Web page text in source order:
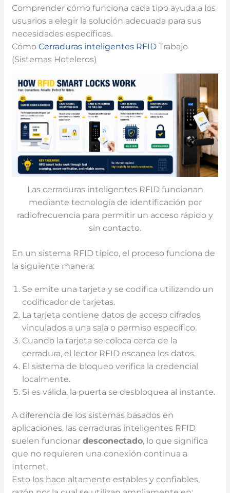
Comprender cómo funciona cada tipo ayuda a los
usuarios a elegir la solución adecuada para sus
necesidades específicas.
CómoCerraduras inteligentes RFID Trabajo
(Sistemas Hoteleros)
Las cerraduras inteligentes RFID funcionan
mediante tecnología de identificación por
radiofrecuencia para permitir un acceso rápido y
sin contacto.
En un sistema RFID típico, el proceso funciona de
la siguiente manera:
Se emite una tarjeta y se codifica utilizando un
codificador de tarjetas.
La tarjeta contiene datos de acceso cifrados
vinculados a una sala o permiso específico.
Cuando la tarjeta se coloca cerca de la
cerradura, el lector RFID escanea los datos.
El sistema de bloqueo verifica la credencial
localmente.
Si es válida, la puerta se desbloquea al instante.
A diferencia de los sistemas basados en
aplicaciones, las cerraduras inteligentes RFID
suelen funcionardesconectado, lo que significa
que no requieren una conexión continua a
Internet.
Esto los hace altamente estables y confiables,